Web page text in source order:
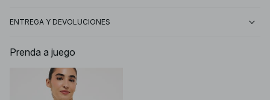
ENTREGA Y DEVOLUCIONES
Prenda a juego